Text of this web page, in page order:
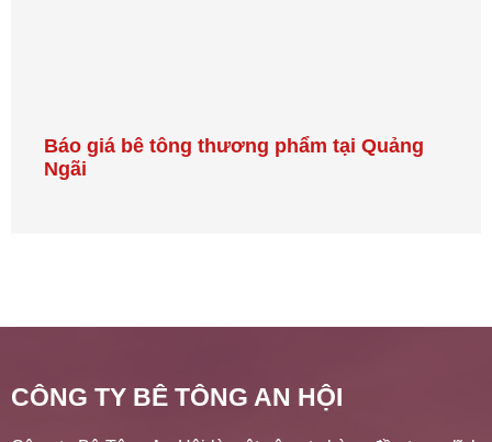
Báo giá bê tông thương phẩm tại Quảng
Ngãi
CÔNG TY BÊ TÔNG AN HỘI